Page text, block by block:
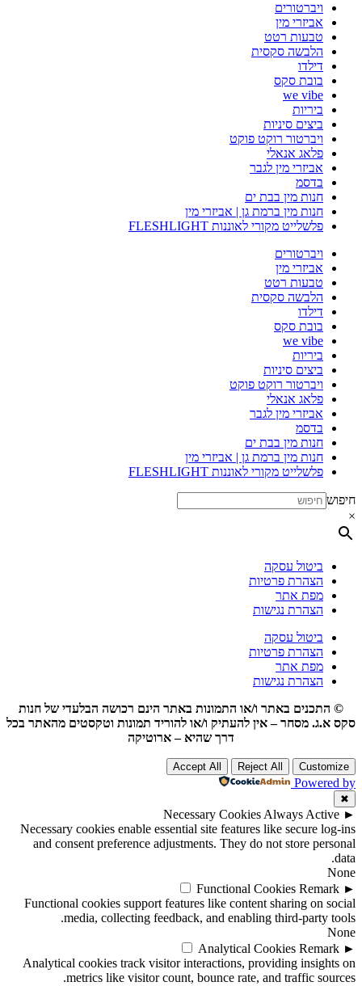
ויברטורים
אביזרי מין
טבעות רטט
הלבשה סקסית
דילדו
בובת סקס
we vibe
ביריות
ביצים סיניות
ויברטור רוקט פוקט
פלאג אנאלי
אביזרי מין לגבר
בדסמ
חנות מין בבת ים
חנות מין ברמת גן | אביזרי מין
פלשלייט מקורי לאוננות FLESHLIGHT
ויברטורים
אביזרי מין
טבעות רטט
הלבשה סקסית
דילדו
בובת סקס
we vibe
ביריות
ביצים סיניות
ויברטור רוקט פוקט
פלאג אנאלי
אביזרי מין לגבר
בדסמ
חנות מין בבת ים
חנות מין ברמת גן | אביזרי מין
פלשלייט מקורי לאוננות FLESHLIGHT
חיפוש
×
ביטול עסקה
הצהרת פרטיות
מפת אתר
הצהרת נגישות
ביטול עסקה
הצהרת פרטיות
מפת אתר
הצהרת נגישות
© התכנים באתר ו/או התמונות באתר הינם רכושה הבלעדי של חנות
סקס א.ג. מסחר – אין להעתיק ו/או להוריד תמונות וטקסטים מהאתר בכל
דרך שהיא – ארוטיקה
Customize
Reject All
Accept All
Powered by
✖
►
Necessary Cookies Always Active
Necessary cookies enable essential site features like secure log-ins
and consent preference adjustments. They do not store personal
data.
None
►
Functional Cookies Remark
Functional cookies support features like content sharing on social
media, collecting feedback, and enabling third-party tools.
None
►
Analytical Cookies Remark
Analytical cookies track visitor interactions, providing insights on
metrics like visitor count, bounce rate, and traffic sources.